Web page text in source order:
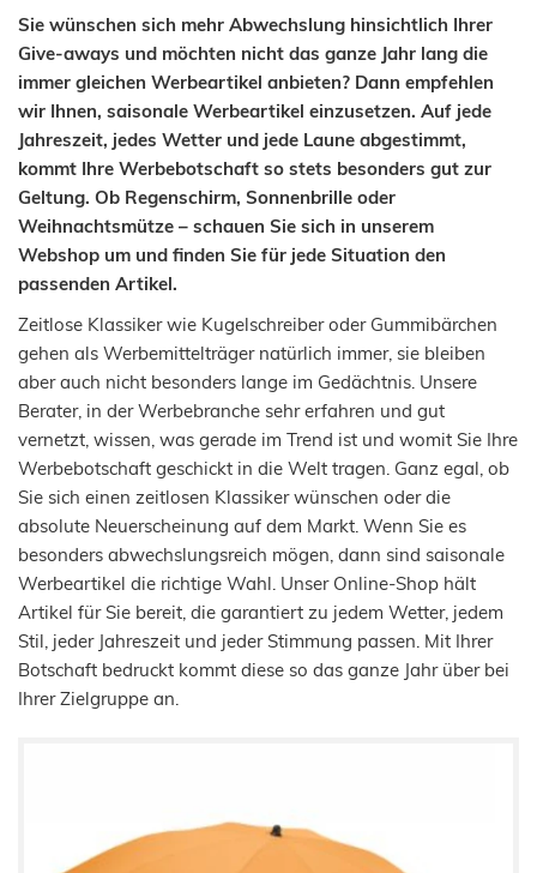
Sie wünschen sich mehr Abwechslung hinsichtlich Ihrer
Give-aways und möchten nicht das ganze Jahr lang die
immer gleichen Werbeartikel anbieten? Dann empfehlen
wir Ihnen, saisonale Werbeartikel einzusetzen. Auf jede
Jahreszeit, jedes Wetter und jede Laune abgestimmt,
kommt Ihre Werbebotschaft so stets besonders gut zur
Geltung. Ob Regenschirm, Sonnenbrille oder
Weihnachtsmütze – schauen Sie sich in unserem
Webshop um und finden Sie für jede Situation den
passenden Artikel.
Zeitlose Klassiker wie Kugelschreiber oder Gummibärchen
gehen als Werbemittelträger natürlich immer, sie bleiben
aber auch nicht besonders lange im Gedächtnis. Unsere
Berater, in der Werbebranche sehr erfahren und gut
vernetzt, wissen, was gerade im Trend ist und womit Sie Ihre
Werbebotschaft geschickt in die Welt tragen. Ganz egal, ob
Sie sich einen zeitlosen Klassiker wünschen oder die
absolute Neuerscheinung auf dem Markt. Wenn Sie es
besonders abwechslungsreich mögen, dann sind saisonale
Werbeartikel die richtige Wahl. Unser Online-Shop hält
Artikel für Sie bereit, die garantiert zu jedem Wetter, jedem
Stil, jeder Jahreszeit und jeder Stimmung passen. Mit Ihrer
Botschaft bedruckt kommt diese so das ganze Jahr über bei
Ihrer Zielgruppe an.